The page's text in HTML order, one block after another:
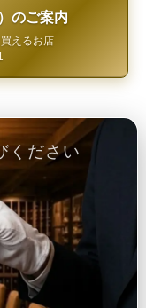
のご案内
えるお店
ください